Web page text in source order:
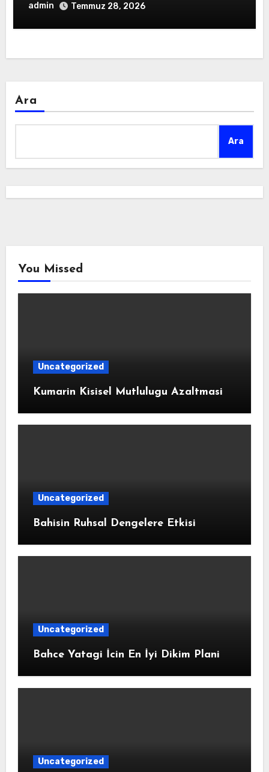
admin Temmuz 28, 2026
Ara
Ara
You Missed
Uncategorized
Kumarin Kisisel Mutlulugu Azaltmasi
Uncategorized
Bahisin Ruhsal Dengelere Etkisi
Uncategorized
Bahce Yatagi İcin En İyi Dikim Plani
Uncategorized